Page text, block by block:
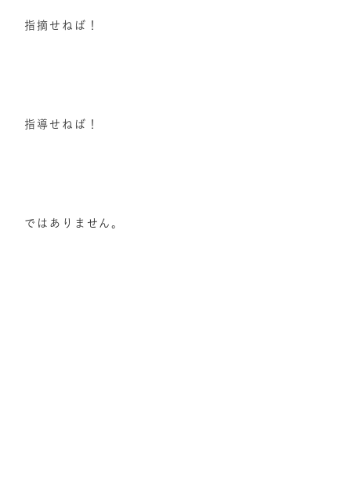
指摘せねば！
指導せねば！
ではありません。